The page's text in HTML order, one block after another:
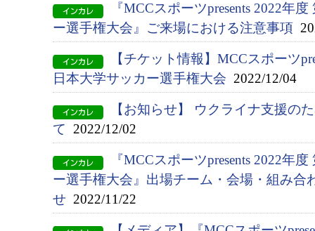
『MCCスポーツpresents 2022年
ー選手権大会』ご来場における注意事項
【チケット情報】MCCスポーツ
日本大学サッカー選手権大会 2022/12/04
【お知らせ】 ウクライナ支援の
て 2022/12/02
『MCCスポーツpresents 2022年
ー選手権大会』出場チーム・会場・組み合
せ 2022/11/22